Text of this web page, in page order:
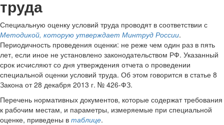
труда
Специальную оценку условий труда проводят в соответствии с
Методикой, которую утверждает Минтруд России.
Периодичность проведения оценки: не реже чем один раз в пять
лет, если иное не установлено законодательством РФ. Указанный
срок исчисляют со дня утверждения отчета о проведении
специальной оценки условий труда. Об этом говорится в статье 8
Закона от 28 декабря 2013 г. № 426-ФЗ.
Перечень нормативных документов, которые содержат требования
к рабочим местам, и параметры, измеряемые при специальной
оценке, приведены в таблице.